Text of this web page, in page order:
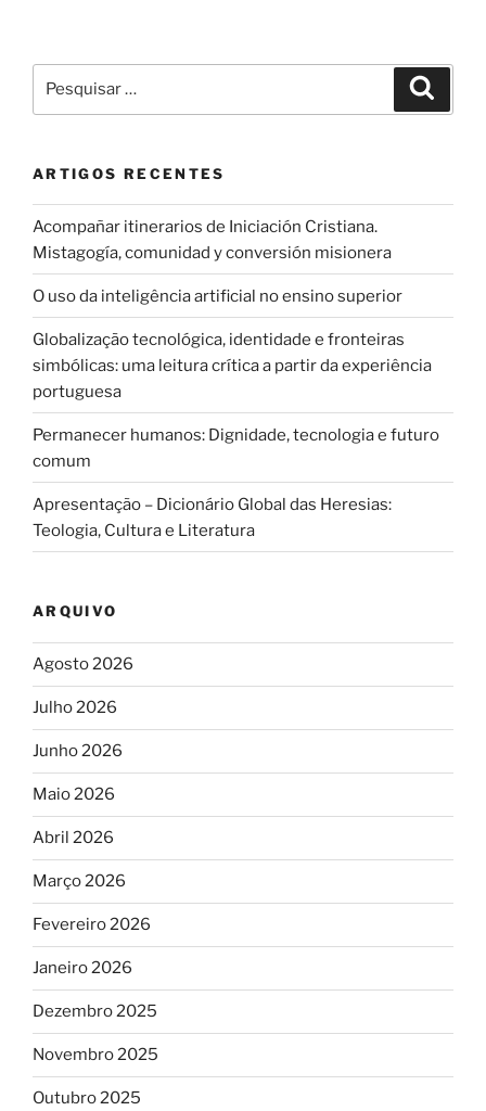
por:
ARTIGOS RECENTES
Acompañar itinerarios de Iniciación Cristiana.
Mistagogía, comunidad y conversión misionera
O uso da inteligência artificial no ensino superior
Globalização tecnológica, identidade e fronteiras
simbólicas: uma leitura crítica a partir da experiência
portuguesa
Permanecer humanos: Dignidade, tecnologia e futuro
comum
Apresentação – Dicionário Global das Heresias:
Teologia, Cultura e Literatura
ARQUIVO
Agosto 2026
Julho 2026
Junho 2026
Maio 2026
Abril 2026
Março 2026
Fevereiro 2026
Janeiro 2026
Dezembro 2025
Novembro 2025
Outubro 2025